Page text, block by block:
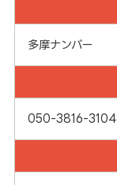
多摩ナンバー
050-3816-3104